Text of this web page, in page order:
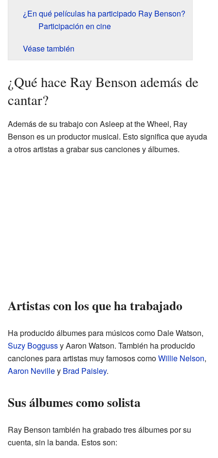
¿En qué películas ha participado Ray Benson?
Participación en cine
Véase también
¿Qué hace Ray Benson además de
cantar?
Además de su trabajo con Asleep at the Wheel, Ray
Benson es un productor musical. Esto significa que ayuda
a otros artistas a grabar sus canciones y álbumes.
Artistas con los que ha trabajado
Ha producido álbumes para músicos como Dale Watson,
Suzy Boggussy Aaron Watson. También ha producido
canciones para artistas muy famosos comoWillie Nelson,
Aaron Nevilley Brad Paisley.
Sus álbumes como solista
Ray Benson también ha grabado tres álbumes por su
cuenta, sin la banda. Estos son: